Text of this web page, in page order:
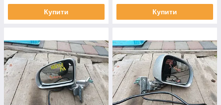
Купити Купити